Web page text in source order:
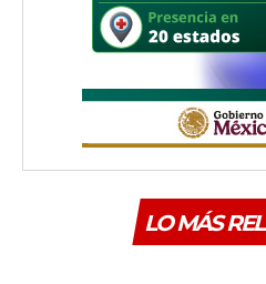
LO MÁS